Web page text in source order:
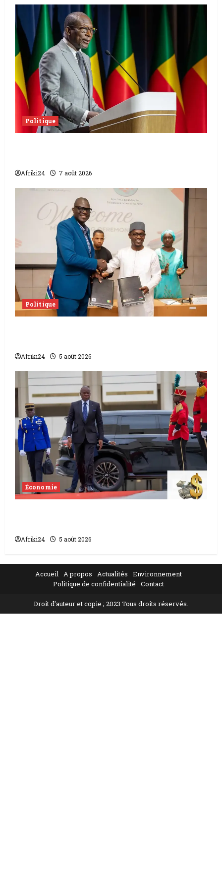
Politique
Afriki24 7 août 2026
Politique
Afriki24 5 août 2026
Économie
Afriki24 5 août 2026
Accueil A propos Actualités
Environnement
Politique de confidentialité
Contact
Droit d'auteur et copie ; 2023 Tous droits réservés.